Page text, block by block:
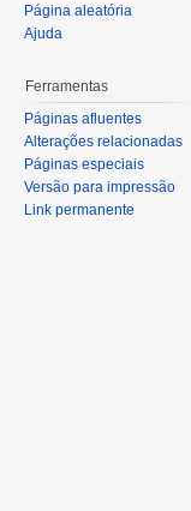
Página aleatória
Ajuda
Ferramentas
Páginas afluentes
Alterações relacionadas
Páginas especiais
Versão para impressão
Link permanente